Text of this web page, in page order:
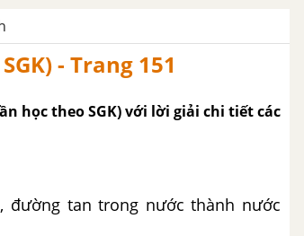
- Trang 151
học theo SGK) với lời giải chi tiết các
đường tan trong nước thành nước